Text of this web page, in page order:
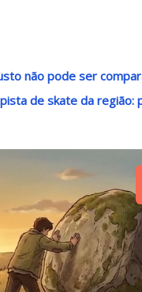
não pode ser
de skate da